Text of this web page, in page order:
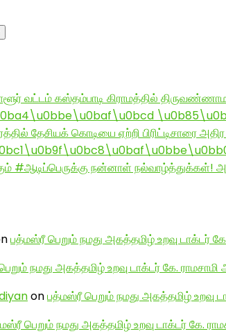
வட்டம் கஸ்தம்பாடி கிராமத்தில்
தேசியக் கொடியை ஏற்றி பிரிட்டிசாரை
#ஆடிப்பெருக்கு நன்னாள் நல்வாழ்த்துக்கள்!
பத்மஸ்ரீ பெறும் நமது அகத்தமிழ் உறவு டாக்டர்
நமது அகத்தமிழ் உறவு டாக்டர் கே.
onபத்மஸ்ரீ பெறும் நமது அகத்தமிழ் உறவு
பெறும் நமது அகத்தமிழ் உறவு டாக்டர் கே.